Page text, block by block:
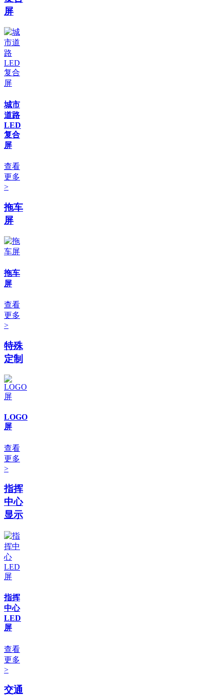
屏
城市
道路
LED
复合
屏
查看
更多
>
拖车
屏
拖车
屏
查看
更多
>
特殊
定制
LOGO
屏
查看
更多
>
指挥
中心
显示
指挥
中心
LED
屏
查看
更多
>
交通